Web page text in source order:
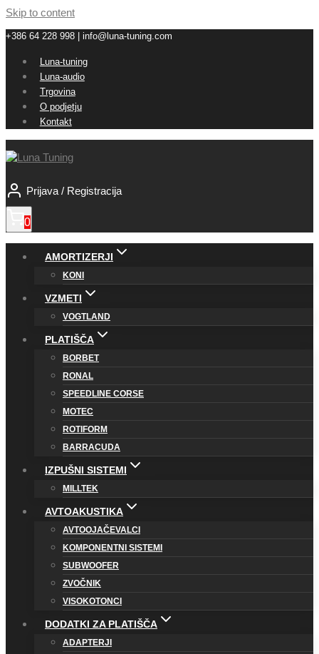
Skip to content
+386 64 228 998 | info@luna-tuning.com
Luna-tuning
Luna-audio
Trgovina
O podjetju
Kontakt
Prijava / Registracija
0
AMORTIZERJI
KONI
VZMETI
VOGTLAND
PLATIŠČA
BORBET
RONAL
SPEEDLINE CORSE
MOTEC
ROTIFORM
BARRACUDA
IZPUŠNI SISTEMI
MILLTEK
AVTOAKUSTIKA
AVTOOJAČEVALCI
KOMPONENTNI SISTEMI
SUBWOOFER
ZVOČNIK
VISOKOTONCI
DODATKI ZA PLATIŠČA
ADAPTERJI